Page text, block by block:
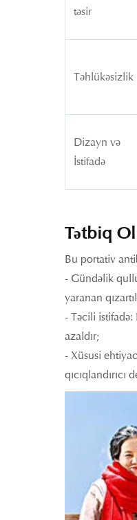
təsir
Təhlükəsizlik
Dizayn və
İstifadə
Tətbiq
Bu portativ
- Gündəlik
yaranan
- Təcili istifadə:
azaldır;
- Xüsusi